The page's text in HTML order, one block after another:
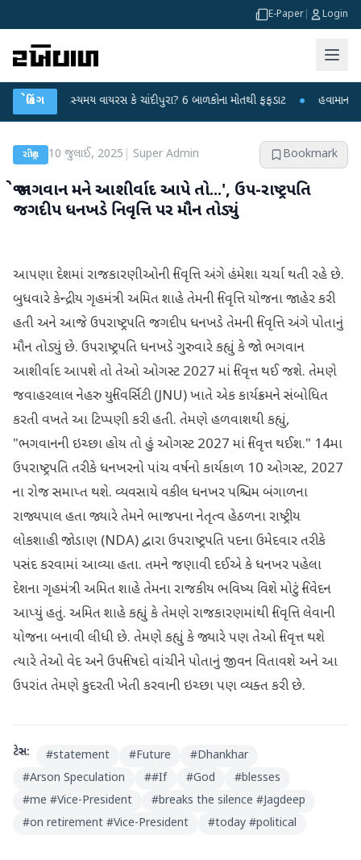
E-Paper Login
બ્રેકિંગ
રહસ્યમય વાયરસ કે ચાંદીપુરા? 6 બાળકોના મોતથી ફફડાટ ● હવામાન વિભાગે
રાષ્ટ્રીય 10 જુલાઈ, 2025 Super Admin Bookmark
જો ભગવાન મને આશીર્વાદ આપે તો...', ઉપ-રાષ્ટ્રપતિ
જગદીપ ધનખડે નિવૃત્તિ પર મૌન તોડ્યું
આપણા દેશમાં રાજકારણીઓની નિવૃત્તિ અંગે હંમેશા ચર્ચા થતી રહે છે.
બુધવારે કેન્દ્રીય ગૃહમંત્રી અમિત શાહે તેમની નિવૃત્તિ યોજના જાહેર કરી
હતી અને આજે ઉપરાષ્ટ્રપતિ જગદીપ ધનખડે તેમની નિવૃત્તિ અંગે પોતાનું
મૌન તોડ્યું છે. ઉપરાષ્ટ્રપતિ ધનખડે ગુરુવારે કહ્યું કે જો ભગવાન
આશીર્વાદ આપશે તો તેઓ ઓગસ્ટ 2027 માં નિવૃત્ત થઈ જશે. તેમણે
જવાહરલાલ નેહરુ યુનિવર્સિટી (JNU) ખાતે એક કાર્યક્રમને સંબોધિત
કરતી વખતે આ ટિપ્પણી કરી હતી. તેમણે હળવાશથી કહ્યું,
"ભગવાનની ઇચ્છા હોય તો હું ઓગસ્ટ 2027 માં નિવૃત્ત થઈશ." 14મા
ઉપરાષ્ટ્રપતિ તરીકે ધનખરનો પાંચ વર્ષનો કાર્યકાળ 10 ઓગસ્ટ, 2027
ના રોજ સમાપ્ત થશે. વ્યવસાયે વકીલ ધનખર પશ્ચિમ બંગાળના
રાજ્યપાલ હતા જ્યારે તેમને ભાજપના નેતૃત્વ હેઠળના રાષ્ટ્રીય
લોકશાહી જોડાણ (NDA) દ્વારા ઉપરાષ્ટ્રપતિ પદના ઉમેદવાર તરીકે
પસંદ કરવામાં આવ્યા હતા. તમને જણાવી દઈએ કે ધનખર પહેલા
દેશના ગૃહમંત્રી અમિત શાહે તેમના રાજકીય ભવિષ્ય વિશે મોટું નિવેદન
આપ્યું હતું. અમિત શાહે કહ્યું કે તેમણે રાજકારણમાંથી નિવૃત્તિ લેવાની
યોજના બનાવી લીધી છે. તેમણે કહ્યું કે જ્યારે પણ તેઓ નિવૃત્ત થશે
ત્યારે તેઓ વેદ અને ઉપનિષદો વાંચીને પોતાનું જીવન વિતાવશે અને આ
ઉપરાંત તેમણે કુદરતી ખેતી કરવાની ઇચ્છા પણ વ્યક્ત કરી છે.
ટેગ્સ: #statement #Future #Dhankhar
#Arson Speculation ##If #God #blesses
#me #Vice-President #breaks the silence #Jagdeep
#on retirement #Vice-President #today #political